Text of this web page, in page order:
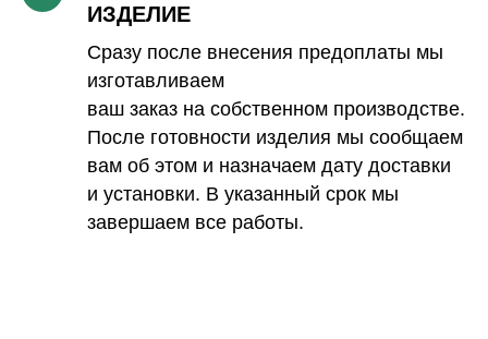
ИЗДЕЛИЕ
Сразу после внесения предоплаты мы
изготавливаем
ваш заказ на собственном производстве.
После готовности изделия мы сообщаем
вам об этом и назначаем дату доставки
и установки. В указанный срок мы
завершаем все работы.